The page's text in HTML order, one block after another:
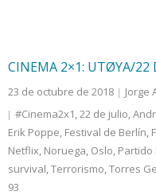
Nacional
Colaboradores
Internacional
CINEMA 2×1: UTØYA/22
23 de octubre de 2018 Jorge
#Cinema2x1,22 de julio,
Erik Poppe, Festival de Berlín,
Netflix, Noruega, Oslo, Partido
survival,Terrorismo,Torres
93